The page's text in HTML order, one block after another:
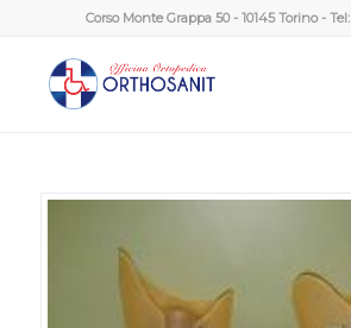
Corso Monte Grappa 50 - 10145 Torino - Tel: